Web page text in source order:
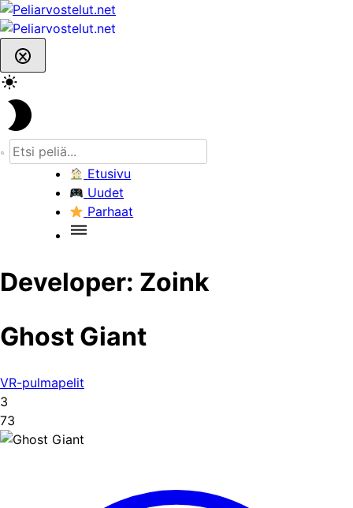
Skip
to
content
Etusivu
Uudet
Parhaat
Developer: Zoink
Ghost Giant
VR-pulmapelit
3
73